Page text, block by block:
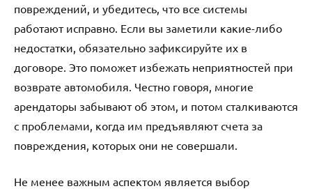
повреждений, и убедитесь, что все системы
работают исправно. Если вы заметили какие-либо
недостатки, обязательно зафиксируйте их в
договоре. Это поможет избежать неприятностей при
возврате автомобиля. Честно говоря, многие
арендаторы забывают об этом, и потом сталкиваются
с проблемами, когда им предъявляют счета за
повреждения, которых они не совершали.
Не менее важным аспектом является выбор